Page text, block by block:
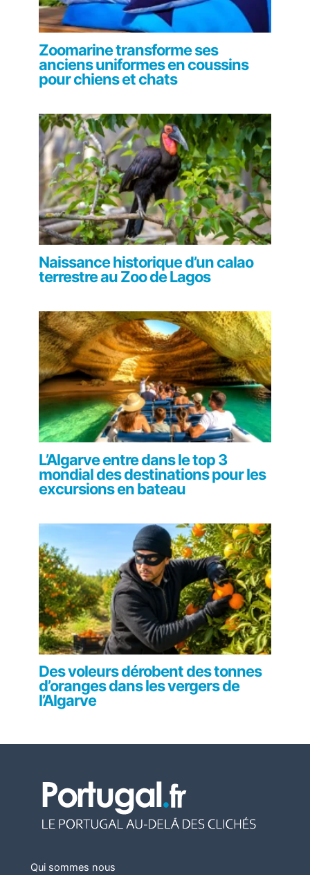
Zoomarine transforme ses
anciens uniformes en coussins
pour chiens et chats
Naissance historique d’un calao
terrestre au Zoo de Lagos
L’Algarve entre dans le top 3
mondial des destinations pour les
excursions en bateau
Des voleurs dérobent des tonnes
d’oranges dans les vergers de
l’Algarve
Qui sommes nous